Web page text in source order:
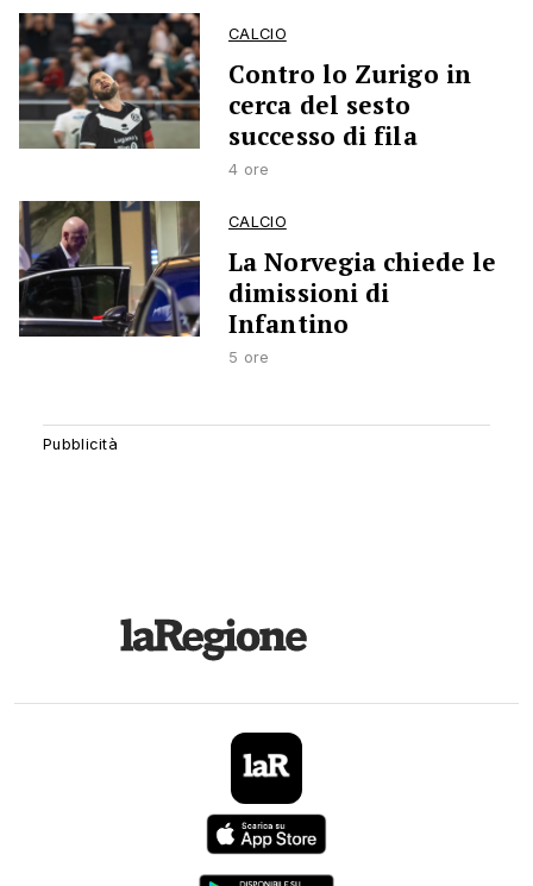
CALCIO
Contro lo Zurigo in
cerca del sesto
successo di fila
4 ore
CALCIO
La Norvegia chiede le
dimissioni di
Infantino
5 ore